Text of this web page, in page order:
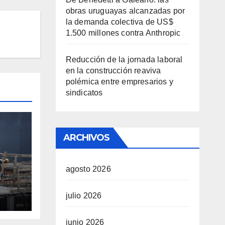
obras uruguayas alcanzadas por
la demanda colectiva de US$
1.500 millones contra Anthropic
Reducción de la jornada laboral
en la construcción reaviva
polémica entre empresarios y
sindicatos
ARCHIVOS
agosto 2026
julio 2026
junio 2026